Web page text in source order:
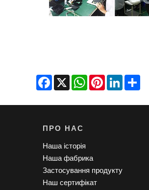
Facebook
X WhatsApp
PinterestLinkedIn
ПРО НАС
Наша історія
Наша фабрика
Застосування продукту
Наш сертифікат